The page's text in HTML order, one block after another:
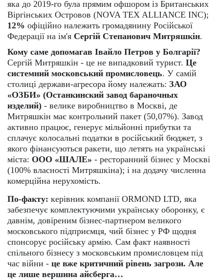
яка до 2019-го була прямим офшором із Британських
Віргінських Островов (NOVA TEX ALLIANCE INC);
12% офіційно належить громадянину Російської
Федерації на ім'я Сергій Степанович Митряшкін.
Кому саме допомагав Івайло Петров у Болгарії?
Сергій Митряшкін - це не випадковий турист. Це
системний московський промисловець. У самій
столиці держави-агресора йому належать: ЗАО
«ОЗБИ» (Останкинский завод бараночных
изделий) - велике виробництво в Москві, де
Митряшкін має контрольний пакет (50,07%). Завод
активно працює, генерує мільйонні прибутки та
сплачує колосальні податки в російський бюджет, з
якого фінансуються ракети, що летять на українські
міста: ООО «ШАЛЕ» - ресторанний бізнес у Москві
(100% власності Митряшкіна); і на додачу численна
комерційна нерухомість.
По-факту: керівник компанії ORMOND LTD, яка
забезпечує комплектуючими українську оборонку, є
давнім, довіреним бізнес-партнером великого
московського підприємця, чий бізнес у РФ щодня
спонсорує російську армію. Сам факт наявності
спільного бізнесу з московським промисловцем під
час війни - це вже критичний рівень загрози. Але
це лише вершина айсберга…